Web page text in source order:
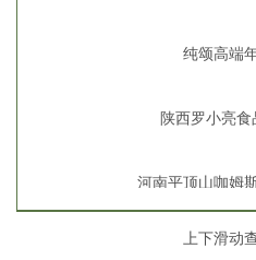
纯颂高端
陕西罗小亮食
河南平顶山咖姆
河南省曲大姐
上下滑动